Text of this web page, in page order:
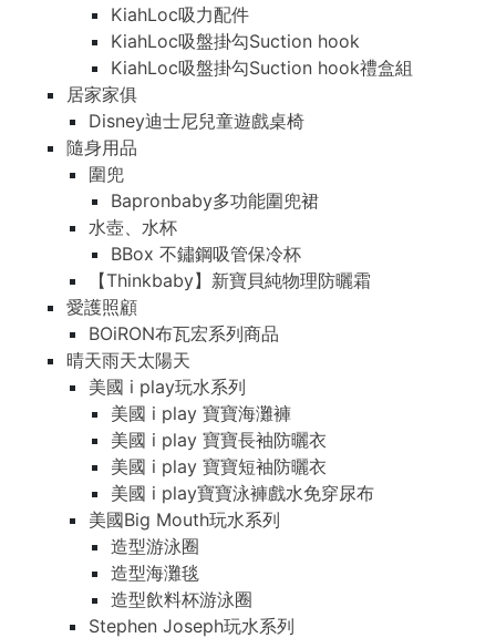
KiahLoc吸力配件
KiahLoc吸盤掛勾Suction hook
KiahLoc吸盤掛勾Suction hook禮盒組
居家家俱
Disney迪士尼兒童遊戲桌椅
隨身用品
圍兜
Bapronbaby多功能圍兜裙
水壺、水杯
BBox 不鏽鋼吸管保冷杯
【Thinkbaby】新寶貝純物理防曬霜
愛護照顧
BOiRON布瓦宏系列商品
晴天雨天太陽天
美國 i play玩水系列
美國 i play 寶寶海灘褲
美國 i play 寶寶長袖防曬衣
美國 i play 寶寶短袖防曬衣
美國 i play寶寶泳褲戲水免穿尿布
美國Big Mouth玩水系列
造型游泳圈
造型海灘毯
造型飲料杯游泳圈
Stephen Joseph玩水系列